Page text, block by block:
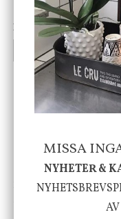
199 kr
INFO KÖP
House Doctor
Skål, Hands marmor
-20%
MISSA
NYHETER &